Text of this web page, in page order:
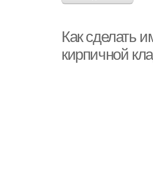
Как сделать
кирпичной